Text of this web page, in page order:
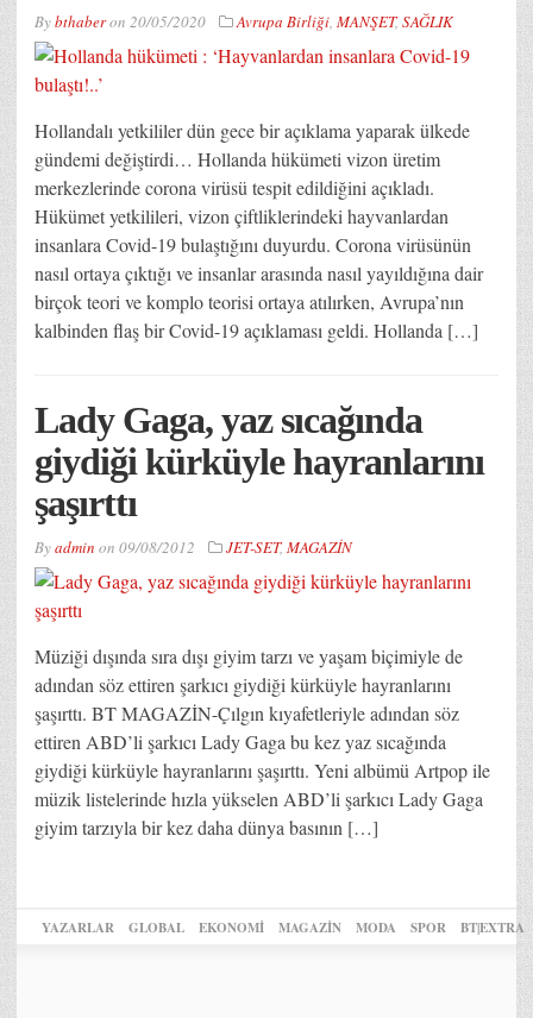
Bybthaberon 20/05/2020 Avrupa Birliği, MANŞET, SAĞLIK
Hollandalı yetkililer dün gece bir açıklama yaparak ülkede
gündemi değiştirdi… Hollanda hükümeti vizon üretim
merkezlerinde corona virüsü tespit edildiğini açıkladı.
Hükümet yetkilileri, vizon çiftliklerindeki hayvanlardan
insanlara Covid-19 bulaştığını duyurdu. Corona virüsünün
nasıl ortaya çıktığı ve insanlar arasında nasıl yayıldığına dair
birçok teori ve komplo teorisi ortaya atılırken, Avrupa’nın
kalbinden flaş bir Covid-19 açıklaması geldi. Hollanda […]
Lady Gaga, yaz sıcağında
giydiği kürküyle hayranlarını
şaşırttı
Byadmin on 09/08/2012 JET-SET, MAGAZİN
Müziği dışında sıra dışı giyim tarzı ve yaşam biçimiyle de
adından söz ettiren şarkıcı giydiği kürküyle hayranlarını
şaşırttı. BT MAGAZİN-Çılgın kıyafetleriyle adından söz
ettiren ABD’li şarkıcı Lady Gaga bu kez yaz sıcağında
giydiği kürküyle hayranlarını şaşırttı. Yeni albümü Artpop ile
müzik listelerinde hızla yükselen ABD’li şarkıcı Lady Gaga
giyim tarzıyla bir kez daha dünya basının […]
YAZARLAR GLOBAL EKONOMİ MAGAZİN MODA SPOR BT|EXTRA